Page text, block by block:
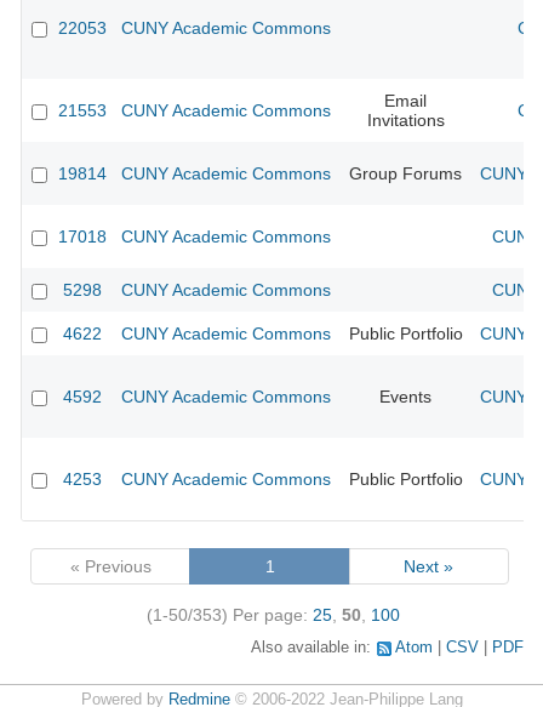
22053 CUNY Academic Commons
21553 CUNY Academic Commons
Email
Invitations
19814 CUNY Academic Commons Group Forums CUNY
17018 CUNY Academic Commons
5298 CUNY Academic Commons
4622 CUNY Academic Commons Public Portfolio CUNY
4592 CUNY Academic Commons Events CUNY
4253 CUNY Academic Commons Public Portfolio CUNY
« Previous 1 Next »
(1-50/353) Per page: 25 50 100
Also available in: Atom CSV PDF
Powered by Redmine© 2006-2022 Jean-Philippe Lang